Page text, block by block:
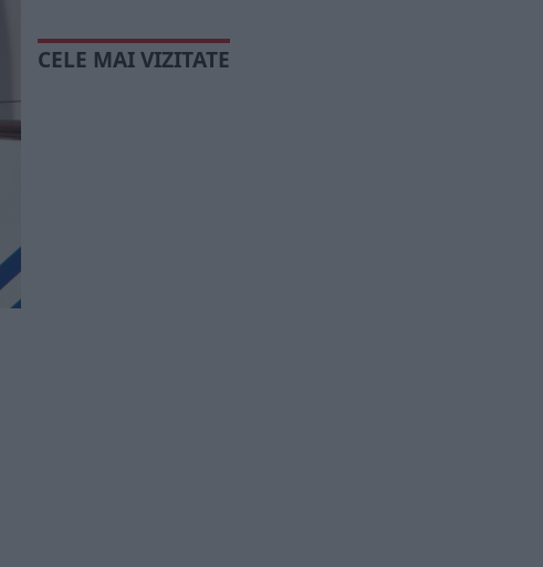
CELE MAI VIZITATE